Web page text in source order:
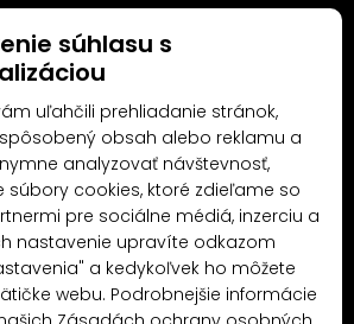
MN-Modelář.cz
4.5/5 (189x)
súhlasu s
uľahčili prehliadanie stránok,
obsah alebo reklamu a
analyzovať návštevnosť,
súbory cookies, ktoré zdieľame so
pre sociálne médiá, inzerciu a
nastavenie upravíte odkazom
a kedykoľvek ho môžete
webu. Podrobnejšie informácie